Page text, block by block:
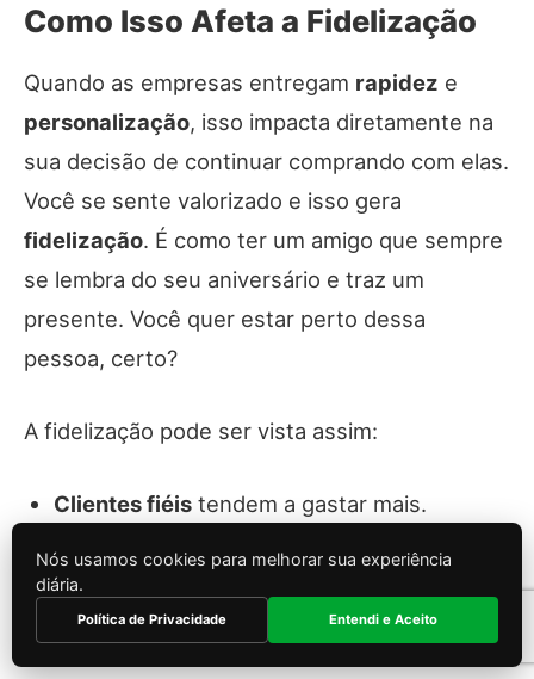
Como Isso Afeta a Fidelização
Quando as empresas entregam rapidez e
personalização, isso impacta diretamente na
sua decisão de continuar comprando com elas.
Você se sente valorizado e isso gera
fidelização. É como ter um amigo que sempre
se lembra do seu aniversário e traz um
presente. Você quer estar perto dessa
pessoa, certo?
A fidelização pode ser vista assim:
Clientes fiéis tendem a gastar mais.
Eles recomendam a empresa para amigos e
familiares.
Nós usamos cookies para melhorar sua experiência
diária.
Política de Privacidade Entendi e Aceito